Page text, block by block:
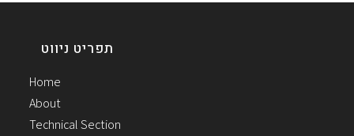
תפריט ניווט
Home
About
Technical Section